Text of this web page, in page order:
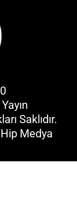
Saklıdır.
Hip Medya